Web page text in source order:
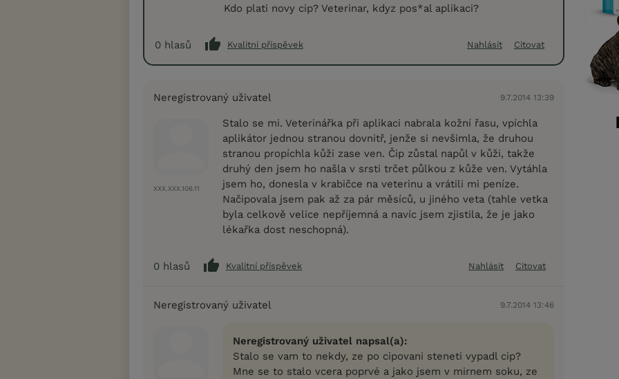
Kdo plati novy cip? Veterinar, kdyz pos*al aplikaci?
0 hlasů Kvalitní příspěvek Nahlásit Citovat
Neregistrovaný uživatel 9.7.2014 13:39
XXX.XXX.106.11
Stalo se mi. Veterinářka při aplikaci nabrala kožní řasu, vpíchla
aplikátor jednou stranou dovnitř, jenže si nevšimla, že druhou
stranou propíchla kůži zase ven. Čip zůstal napůl v kůži, takže
druhý den jsem ho našla v srsti trčet půlkou z kůže ven. Vytáhla
jsem ho, donesla v krabičce na veterinu a vrátili mi peníze.
Načipovala jsem pak až za pár měsíců, u jiného veta (tahle vetka
byla celkově velice nepříjemná a navíc jsem zjistila, že je jako
lékařka dost neschopná).
0 hlasů Kvalitní příspěvek Nahlásit Citovat
Neregistrovaný uživatel 9.7.2014 13:46
Neregistrovaný uživatel napsal(a):
Stalo se vam to nekdy, ze po cipovani steneti vypadl cip?
Mne se to stalo vcera poprvé a jako jsem v mirnem soku, ze